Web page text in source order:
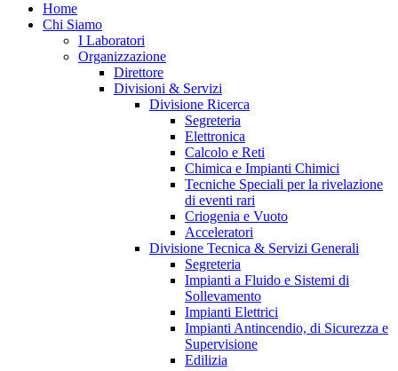
Home
Chi Siamo
I Laboratori
Organizzazione
Direttore
Divisioni & Servizi
Divisione Ricerca
Segreteria
Elettronica
Calcolo e Reti
Chimica e Impianti Chimici
Tecniche Speciali per la rivelazione
di eventi rari
Criogenia e Vuoto
Acceleratori
Divisione Tecnica & Servizi Generali
Segreteria
Impianti a Fluido e Sistemi di
Sollevamento
Impianti Elettrici
Impianti Antincendio, di Sicurezza e
Supervisione
Edilizia